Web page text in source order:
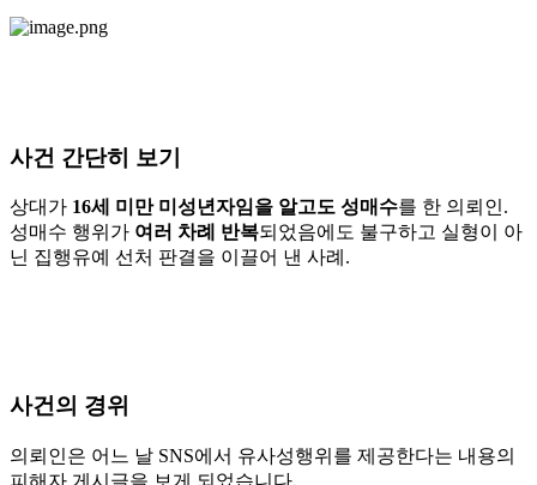
사건 간단히 보기
상대가 16세 미만 미성년자임을 알고도 성매수를 한 의뢰인.
성매수 행위가 여러 차례 반복되었음에도 불구하고 실형이 아
닌 집행유예 선처 판결을 이끌어 낸 사례.
사건의 경위
의뢰인은 어느 날 SNS에서 유사성행위를 제공한다는 내용의